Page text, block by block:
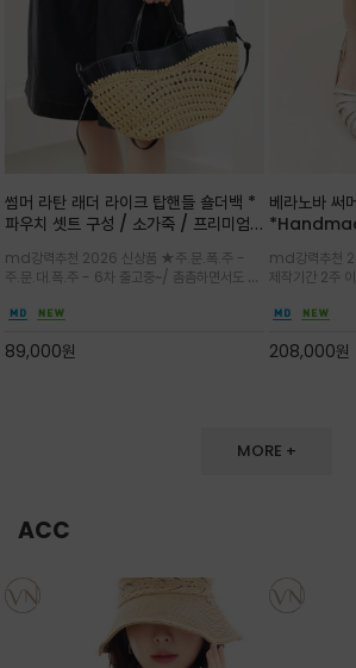
썸머 라탄 래더 라이크 탑핸들 숄더백 *
파우치 셋트 구성 / 소가죽 / 프리미엄
라이크 배색이 조화롭게 어우러진 탑핸
들 숄더백
md강력추천 2026 신상품 ★주.문.폭.주 -
주.문.대.폭.주 - 6차 출고중~/ 촘촘하면서도 입
만들며 부드러운 곡선의 바스켓 실루엣에 넉넉한
양한 연출이
89,000원
베라노바 써
스럽게 밝혀
md강력추천
제작기간 2주
끔한 디자인과
일까지 두루 잘
208,000원
MORE +
ACC